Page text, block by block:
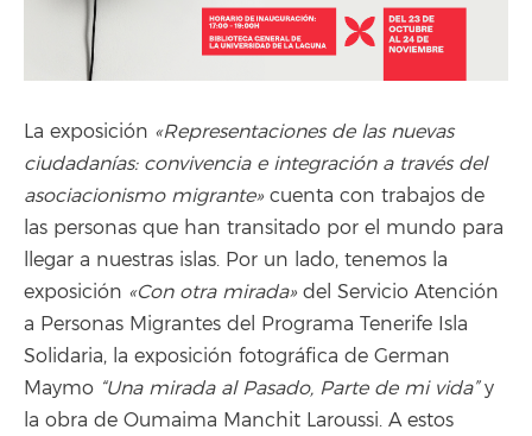
La exposición «Representaciones de las nuevas
ciudadanías: convivencia e integración a través del
asociacionismo migrante» cuenta con trabajos de
las personas que han transitado por el mundo para
llegar a nuestras islas. Por un lado, tenemos la
exposición «Con otra mirada» del Servicio Atención
a Personas Migrantes del Programa Tenerife Isla
Solidaria, la exposición fotográfica de German
Maymo “Una mirada al Pasado, Parte de mi vida”y
la obra de Oumaima Manchit Laroussi. A estos